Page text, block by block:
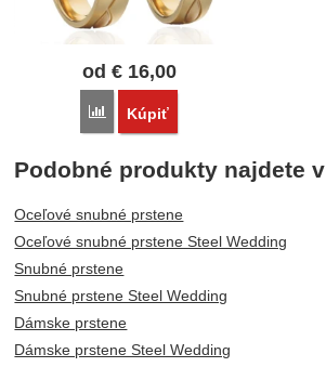
od €16,00
Porovnať
Kúpiť
Podobné produkty najdete v
Oceľové snubné prstene
Oceľové snubné prstene Steel Wedding
Snubné prstene
Snubné prstene Steel Wedding
Dámske prstene
Dámske prstene Steel Wedding